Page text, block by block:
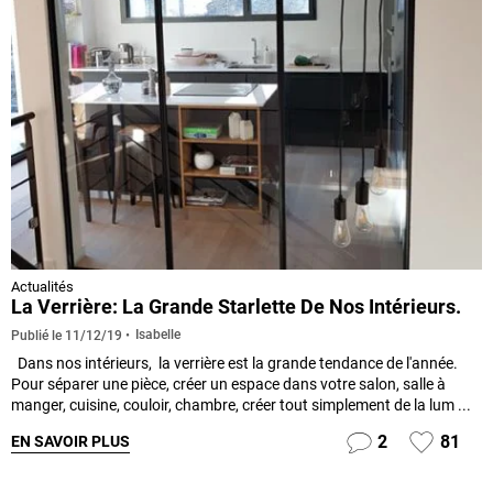
Actualités
La Verrière: La Grande Starlette De Nos Intérieurs.
Publié le 11/12/19 Isabelle
Dans nos intérieurs, la verrière est la grande tendance de l'année.
Pour séparer une pièce, créer un espace dans votre salon, salle à
manger, cuisine, couloir, chambre, créer tout simplement de la lum ...
EN SAVOIR PLUS 2 81